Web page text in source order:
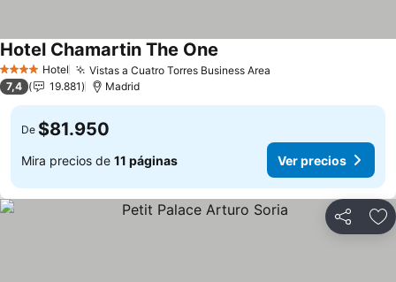
4 EstrellasHotel Vistas a Cuatro Torres Business Area
Hotel Chamartin The One
7,4 19.881 Madrid
De $81.950
Mira precios de 11 páginas Ver precios
Compartir